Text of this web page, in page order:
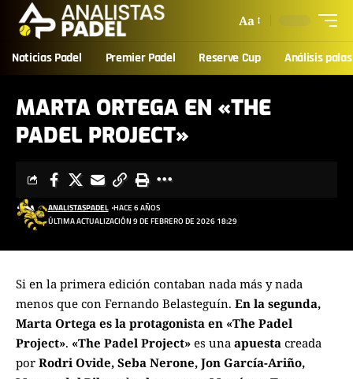
Aa
Noticias Padel Premier Padel Reserve Cup Análisis palas
MARTA ORTEGA EN «THE
PADEL PROJECT»
ÚLTIMA ACTUALIZACIÓN 9 DE FEBRERO DE 2026 18:29
ANALISTASPADEL HACE 6 AÑOS
Si en la primera edición contaban nada más y nada
menos que con Fernando Belasteguín. En la segunda,
Marta Ortega es la protagonista en «The Padel
Project». «The Padel Project» es una apuesta creada
por Rodri Ovide, Seba Nerone, Jon García-Ariño,